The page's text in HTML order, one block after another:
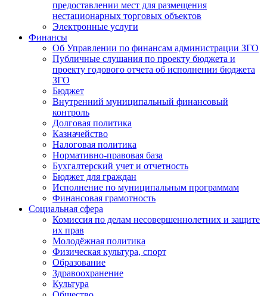
предоставлении мест для размещения
нестационарных торговых объектов
Электронные услуги
Финансы
Об Управлении по финансам администрации ЗГО
Публичные слушания по проекту бюджета и
проекту годового отчета об исполнении бюджета
ЗГО
Бюджет
Внутренний муниципальный финансовый
контроль
Долговая политика
Казначейство
Налоговая политика
Нормативно-правовая база
Бухгалтерский учет и отчетность
Бюджет для граждан
Исполнение по муниципальным программам
Финансовая грамотность
Социальная сфера
Комиссия по делам несовершеннолетних и защите
их прав
Молодёжная политика
Физическая культура, спорт
Образование
Здравоохранение
Культура